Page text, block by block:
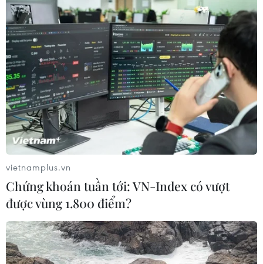
Hệ thống công bố kết quả ASIAD 2023 hoạt động 100%
trên đám mây điện toán, là công nghệ mới giúp công
bố kết quả nhanh chóng và chính xác tại các sự kiện thể
thao mang tính toàn cầu.
vietnamplus.vn
Chứng khoán tuần tới: VN-Index có vượt
được vùng 1.800 điểm?